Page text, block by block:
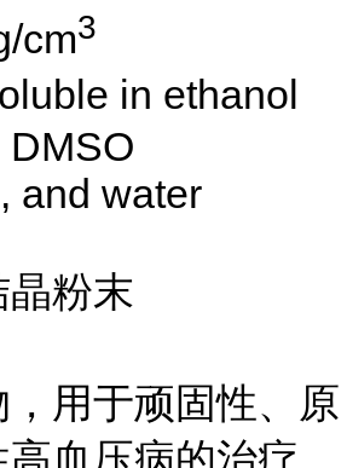
cm3
in ethanol
DMSO
and water
粉末
，用于顽固性、原
血压病的治疗